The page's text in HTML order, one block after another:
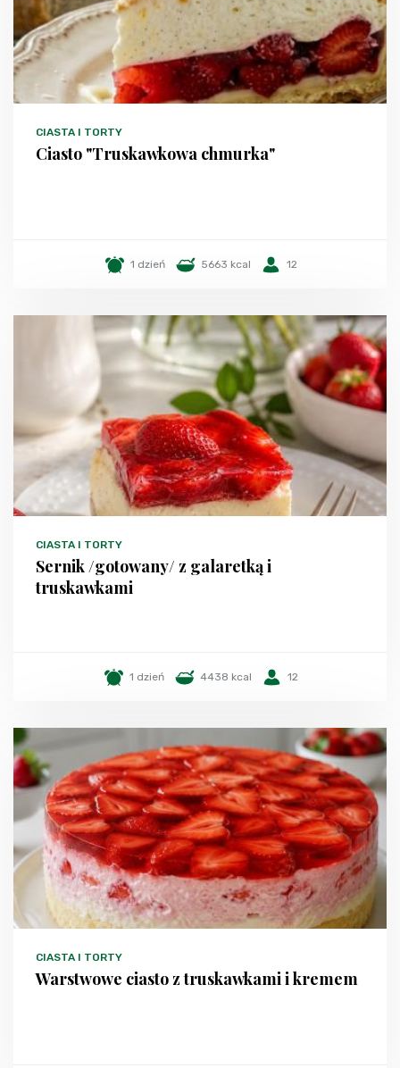
CIASTA I TORTY
Ciasto "Truskawkowa chmurka"
1 dzień 5663 kcal 12
CIASTA I TORTY
Sernik /gotowany/ z galaretką i
truskawkami
1 dzień 4438 kcal 12
CIASTA I TORTY
Warstwowe ciasto z truskawkami i kremem